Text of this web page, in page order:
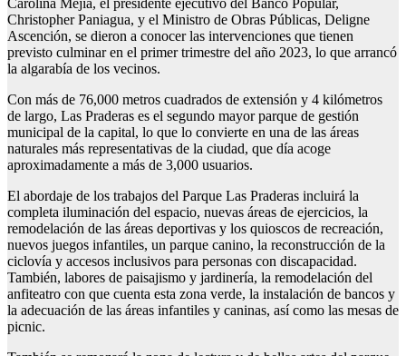
Carolina Mejía, el presidente ejecutivo del Banco Popular,
Christopher Paniagua, y el Ministro de Obras Públicas, Deligne
Ascención, se dieron a conocer las intervenciones que tienen
previsto culminar en el primer trimestre del año 2023, lo que arrancó
la algarabía de los vecinos.
Con más de 76,000 metros cuadrados de extensión y 4 kilómetros
de largo, Las Praderas es el segundo mayor parque de gestión
municipal de la capital, lo que lo convierte en una de las áreas
naturales más representativas de la ciudad, que día acoge
aproximadamente a más de 3,000 usuarios.
El abordaje de los trabajos del Parque Las Praderas incluirá la
completa iluminación del espacio, nuevas áreas de ejercicios, la
remodelación de las áreas deportivas y los quioscos de recreación,
nuevos juegos infantiles, un parque canino, la reconstrucción de la
ciclovía y accesos inclusivos para personas con discapacidad.
También, labores de paisajismo y jardinería, la remodelación del
anfiteatro con que cuenta esta zona verde, la instalación de bancos y
la adecuación de las áreas infantiles y caninas, así como las mesas de
picnic.